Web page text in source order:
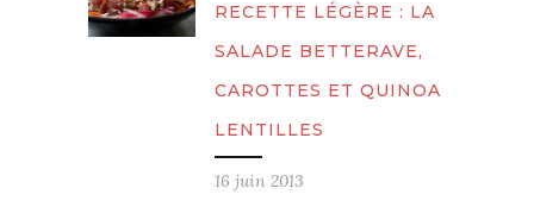
RECETTE LÉGÈRE : LA
SALADE BETTERAVE,
CAROTTES ET QUINOA
LENTILLES
16 juin 2013